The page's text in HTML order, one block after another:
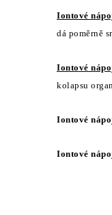
a
í
p
r
k
Iontové
dá poměrně
Iontové
kolapsu
Iontové
Iontové